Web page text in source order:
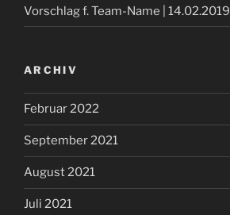
Vorschlag f. Team-Name | 14.02.2019
ARCHIV
Februar 2022
September 2021
August 2021
Juli 2021